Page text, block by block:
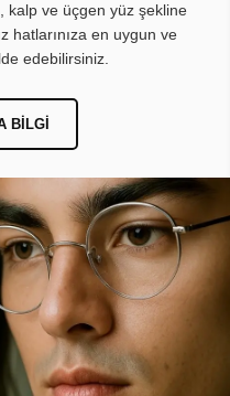
kalp ve üçgen yüz şekline
hatlarınıza en uygun ve
edebilirsiniz.
BILGI